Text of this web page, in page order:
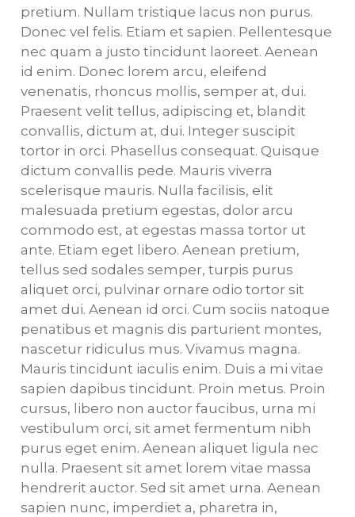
pretium. Nullam tristique lacus non purus.
Donec vel felis. Etiam et sapien. Pellentesque
nec quam a justo tincidunt laoreet. Aenean
id enim. Donec lorem arcu, eleifend
venenatis, rhoncus mollis, semper at, dui.
Praesent velit tellus, adipiscing et, blandit
convallis, dictum at, dui. Integer suscipit
tortor in orci. Phasellus consequat. Quisque
dictum convallis pede. Mauris viverra
scelerisque mauris. Nulla facilisis, elit
malesuada pretium egestas, dolor arcu
commodo est, at egestas massa tortor ut
ante. Etiam eget libero. Aenean pretium,
tellus sed sodales semper, turpis purus
aliquet orci, pulvinar ornare odio tortor sit
amet dui. Aenean id orci. Cum sociis natoque
penatibus et magnis dis parturient montes,
nascetur ridiculus mus. Vivamus magna.
Mauris tincidunt iaculis enim. Duis a mi vitae
sapien dapibus tincidunt. Proin metus. Proin
cursus, libero non auctor faucibus, urna mi
vestibulum orci, sit amet fermentum nibh
purus eget enim. Aenean aliquet ligula nec
nulla. Praesent sit amet lorem vitae massa
hendrerit auctor. Sed sit amet urna. Aenean
sapien nunc, imperdiet a, pharetra in,